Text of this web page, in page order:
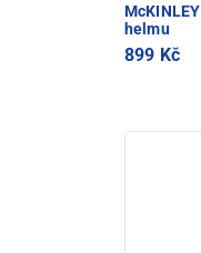
McKINLEY
helmu
899 Kč